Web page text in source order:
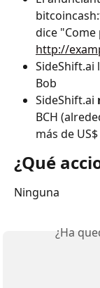
dice "Come
http://
SideShift.ai
Bob
SideShift.ai
BCH
más de
¿Qué
Ninguna
¿Ha